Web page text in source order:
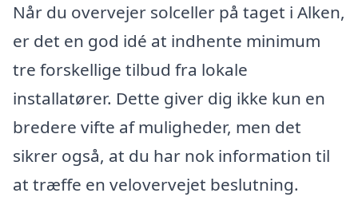
Når du overvejer solceller på taget i Alken,
er det en god idé at indhente minimum
tre forskellige tilbud fra lokale
installatører. Dette giver dig ikke kun en
bredere vifte af muligheder, men det
sikrer også, at du har nok information til
at træffe en velovervejet beslutning.